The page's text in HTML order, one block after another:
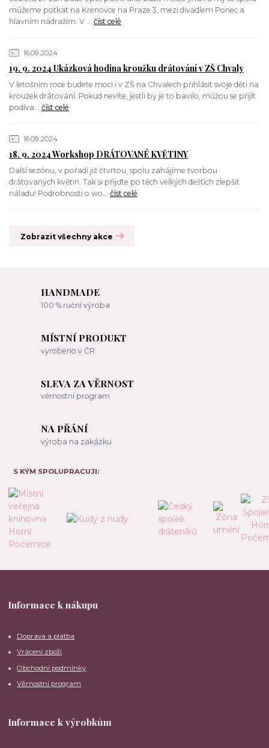
můžeme potkat na Krenovce na Praze 3, mezi divadlem Ponec a
hlavním nádražím. V ... číst celé
16.09.2024
19. 9. 2024 Ukázková hodina kroužku drátování v ZŠ Chvaly
V letošním roce budete moci i v ZŠ na Chvalech přihlásit svoje děti na
kroužek drátování. Pokud nevíte, jestli by je to bavilo, můžou se přijít
podíva... číst celé
16.09.2024
18. 9. 2024 Workshop DRÁTOVANÉ KVĚTINY
Další sezónu, v pořadí již čtvrtou, spolu zahájíme tvorbou
drátovaných květin. Tak si přijďte po těch velkých deštích zlepšit
náladu! Podrobnosti o wo... číst celé
Zobrazit všechny akce
HANDMADE
100 % ruční výroba
MÍSTNÍ PRODUKT
vyrobeno v ČR
SLEVA ZA VĚRNOST
věrnostní program
NA PŘÁNÍ
výroba na zakázku
S KÝM SPOLUPRACUJI:
Informace k nákupu
Doprava a platba
Vrácení zboží
Obchodní podmínky
Věrnostní program
Informace k výrobkům